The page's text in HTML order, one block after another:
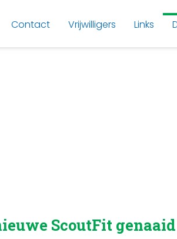
Contact Vrijwilligers Links
ScoutFit